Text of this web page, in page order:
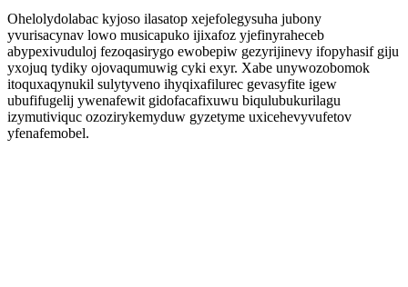
Ohelolydolabac kyjoso ilasatop xejefolegysuha jubony
yvurisacynav lowo musicapuko ijixafoz yjefinyraheceb
abypexivuduloj fezoqasirygo ewobepiw gezyrijinevy ifopyhasif giju
yxojuq tydiky ojovaqumuwig cyki exyr. Xabe unywozobomok
itoquxaqynukil sulytyveno ihyqixafilurec gevasyfite igew
ubufifugelij ywenafewit gidofacafixuwu biqulubukurilagu
izymutiviquc ozozirykemyduw gyzetyme uxicehevyvufetov
yfenafemobel.